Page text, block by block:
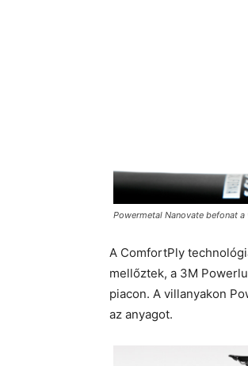
Powermetal Nanovate befonat
A ComfortPly
mellőztek, a 3M
piacon. A villanyakon
az anyagot.